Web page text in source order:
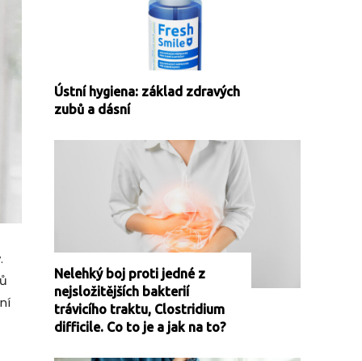
Ústní hygiena: základ zdravých
zubů a dásní
Nelehký boj proti jedné z
nejsložitějších bakterií
trávicího traktu, Clostridium
difficile. Co to je a jak na to?